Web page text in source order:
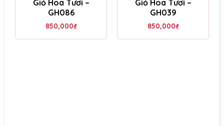
Giỏ Hoa Tươi –
GH086
850,000₫
Giỏ Hoa Tươi –
GH039
850,000₫